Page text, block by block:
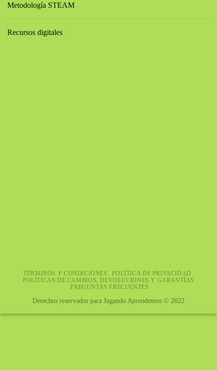
Metodología STEAM
Recursos digitales
TÉRMINOS Y CONDICIONES
POLÍTICA DE PRIVACIDAD
POLÍTICAS DE CAMBIOS, DEVOLUCIONES Y GARANTÍAS
PREGUNTAS FRECUENTES
Derechos reservados para Jugando Aprendemos © 2022